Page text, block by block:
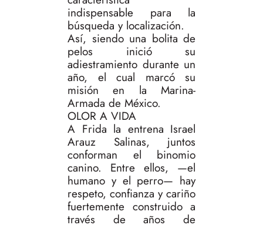
indispensable para la
búsqueda y localización.
Así, siendo una bolita de
pelos inició su
adiestramiento durante un
año, el cual marcó su
misión en la Marina-
Armada de México.
OLOR A VIDA
A Frida la entrena Israel
Arauz Salinas, juntos
conforman el binomio
canino. Entre ellos, —el
humano y el perro— hay
respeto, confianza y cariño
fuertemente construido a
través de años de